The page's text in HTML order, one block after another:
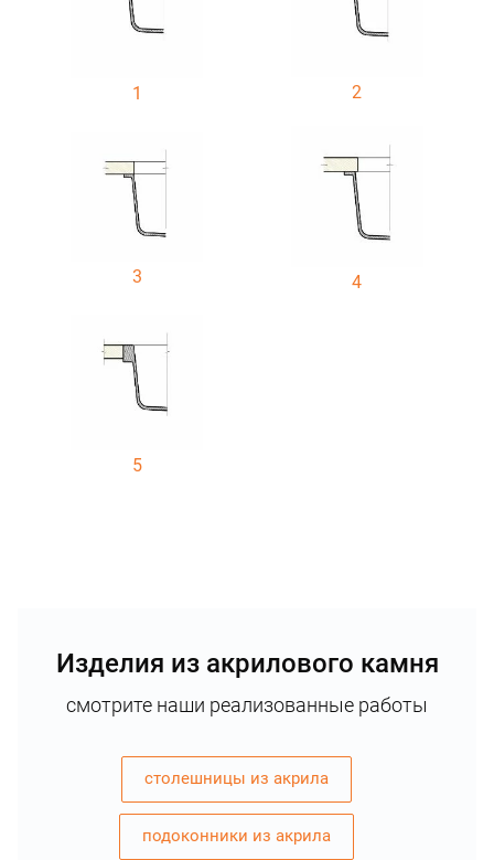
1 2
3 4
5
Изделия из акрилового камня
смотрите наши реализованные работы
столешницы из акрила
подоконники из акрила